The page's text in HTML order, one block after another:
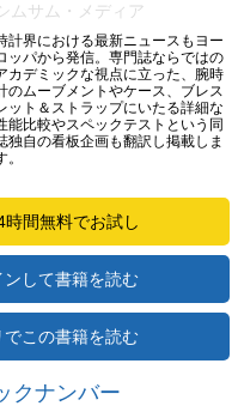
ムサム・メディア
計界における最新ニュースもヨー
ッパから発信。専門誌ならではの
カデミックな視点に立った、腕時
のムーブメントやケース、ブレス
ット＆ストラップにいたる詳細な
能比較やスペックテストという同
独自の看板企画も翻訳し掲載しま
。
時間無料でお試し
ンして書籍を読む
でこの書籍を読む
クナンバー